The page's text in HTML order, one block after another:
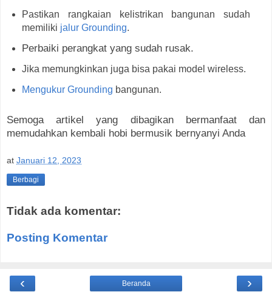
Pastikan rangkaian kelistrikan bangunan sudah
memiliki jalur Grounding.
Perbaiki perangkat yang sudah rusak.
Jika memungkinkan juga bisa pakai model wireless.
Mengukur Grounding bangunan.
Semoga artikel yang dibagikan bermanfaat dan
memudahkan kembali hobi bermusik bernyanyi Anda
at Januari 12, 2023
Berbagi
Tidak ada komentar:
Posting Komentar
‹ ›
Beranda